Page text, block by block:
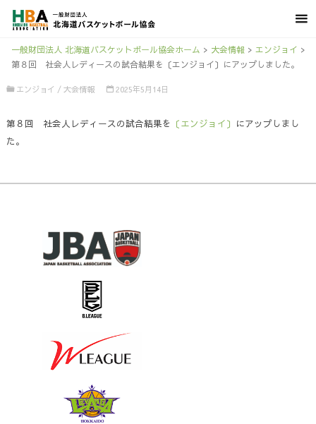
一般財団法人 北海道バスケットボール協会ホーム > 大会情報 > エンジョイ >
第８回 社会人レディースの試合結果を〔エンジョイ〕にアップしました。
エンジョイ / 大会情報 2025年5月14日
第８回 社会人レディースの試合結果を 〔エンジョイ〕 にアップしまし
た。